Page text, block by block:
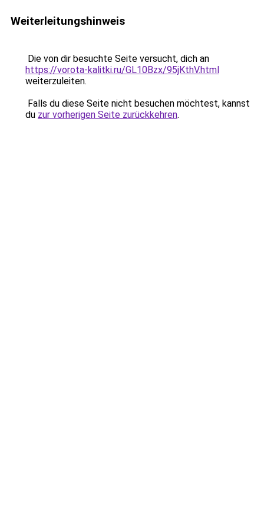
Weiterleitungshinweis
Die von dir besuchte Seite versucht, dich an
https://vorota-kalitki.ru/GL10Bzx/95jKthV.html
weiterzuleiten.
Falls du diese Seite nicht besuchen möchtest, kannst
du zur vorherigen Seite zurückkehren.